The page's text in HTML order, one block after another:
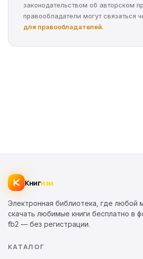
законодательством об авторском
правообладатели могут связаться
для правообладателей.
Книгизм
Электронная библиотека, где любой
скачать любимые книги бесплатно в
fb2 — без регистрации.
КАТАЛОГ